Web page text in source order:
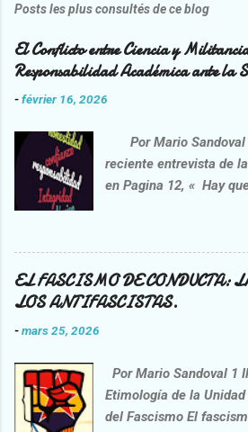
Posts les plus consultés de ce blog
El Conflicto entre Ciencia y
Responsabilidad Académica ante la
-février 16, 2026
Por Mario Sandoval
reciente entrevista de
en Pagina 12, « Hay
https://
l-feierstein-hay-que-
la-lucha-contra-la-
interpelación crítica
afirmaciones que nos
racionales y miembros
bien el discurso surge
EL FASCISMO DE CONDUCTA:
LOS ANTIFASCISTAS.
-mars 25, 2026
Por Mario Sandoval 1
Etimología de la
del Fascismo El